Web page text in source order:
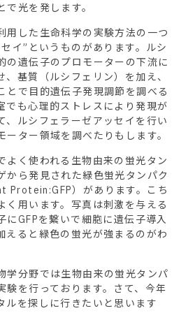
光を発します。
した生命科学の実験方法の一つ
イ”というものがあります。ルシ
の遺伝子のプロモーターの下流に
基質（ルシフェリン）を加え、
とで目的遺伝子発現調節を調べる
でも心理的ストレスにより発現が
、ルシフェラーゼアッセイを行い
ーター領域を調べたりもします。
く使われる生物由来の蛍光タン
から発見された緑色蛍光タンパク
Protein:GFP）があります。こち
く用います。写真は刺激を与える
にGFPを繋いで細胞に遺伝子導入
えると緑色の蛍光が強まるのがわ
分野では生物由来の蛍光タンパ
験を行っております。さて、今年
ルを探しに行きたいと思います